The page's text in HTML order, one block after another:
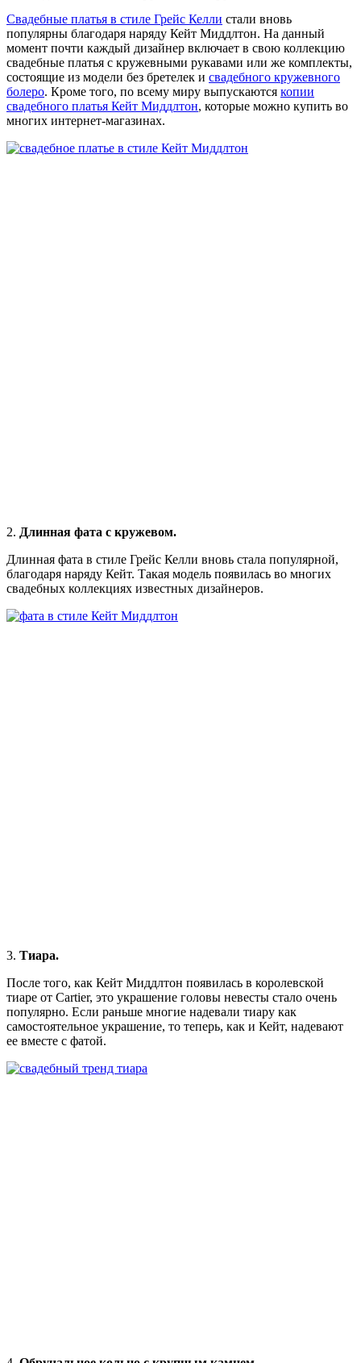
Свадебные платья в стиле Грейс Келли стали вновь
популярны благодаря наряду Кейт Миддлтон. На данный
момент почти каждый дизайнер включает в свою коллекцию
свадебные платья с кружевными рукавами или же комплекты,
состоящие из модели без бретелек и свадебного кружевного
болеро. Кроме того, по всему миру выпускаются копии
свадебного платья Кейт Миддлтон, которые можно купить во
многих интернет-магазинах.
2. Длинная фата с кружевом.
Длинная фата в стиле Грейс Келли вновь стала популярной,
благодаря наряду Кейт. Такая модель появилась во многих
свадебных коллекциях известных дизайнеров.
3. Тиара.
После того, как Кейт Миддлтон появилась в королевской
тиаре от Cartier, это украшение головы невесты стало очень
популярно. Если раньше многие надевали тиару как
самостоятельное украшение, то теперь, как и Кейт, надевают
ее вместе с фатой.